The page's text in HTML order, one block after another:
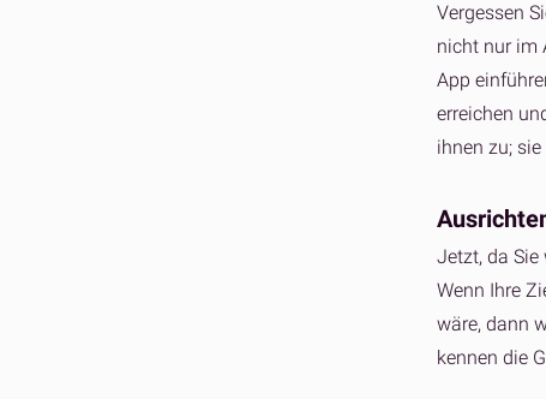
Vergessen
nicht nur im
App
erreichen
ihnen zu; sie
Jetzt, da Sie
Wenn Ihre
wäre, dann
kennen die